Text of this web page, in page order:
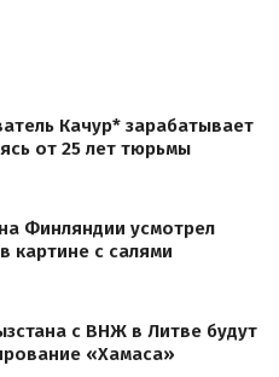
Качур* зарабатывает
от 25 лет тюрьмы
Финляндии усмотрел
картине с салями
с ВНЖ в Литве будут
«Хамаса»